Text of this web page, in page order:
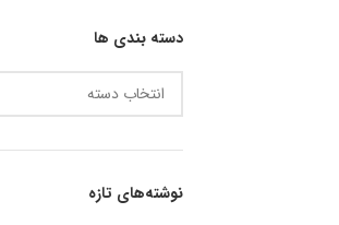
دسته بندی ها
دسته
بندی
نوشته‌های تازه